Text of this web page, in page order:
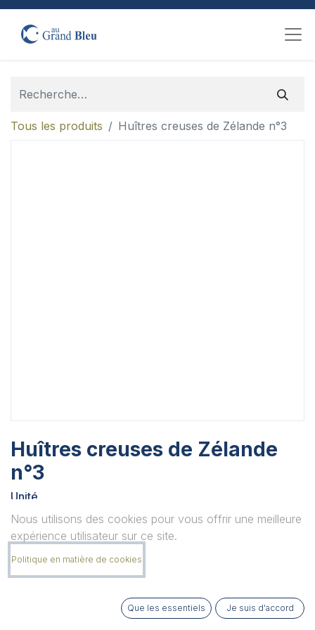
Tous les produits Huîtres creuses de Zélande n°3
Huîtres creuses de Zélande
n°3
Unité
Quantité
Nous utilisons des cookies pour vous offrir une meilleure
expérience utilisateur sur ce site.
Politique en matière de cookies
Que les essentiels Je suis d'accord